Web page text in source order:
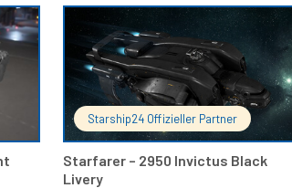
Starship24 Offizieller Partner
Starfarer – 2950 Invictus Black
Livery
IN DEN